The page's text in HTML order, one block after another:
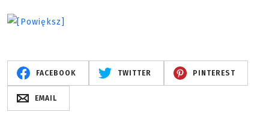
FACEBOOK TWITTER PINTEREST
EMAIL